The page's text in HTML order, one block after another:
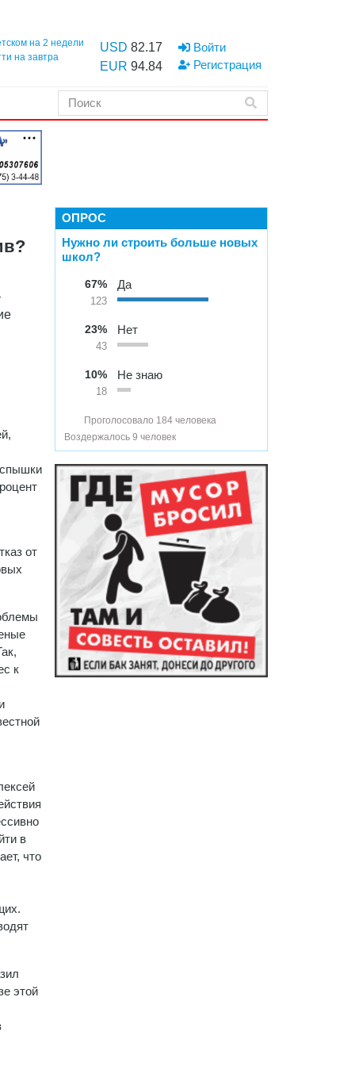
на 2 недели
на завтра
USD 82.17
EUR 94.84
Войти
Регистрация
от
к
в
что
этой
ОПРОС
Нужно ли строить больше новых
школ?
67%
123
Да
23%
43
Нет
10%
18
Не знаю
Проголосовало 184 человека
Воздержалось 9 человек